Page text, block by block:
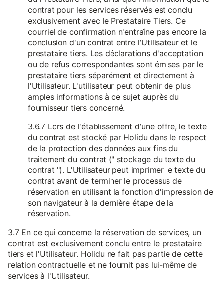
contrat pour les services réservés est conclu
exclusivement avec le Prestataire Tiers. Ce
courriel de confirmation n'entraîne pas encore la
conclusion d'un contrat entre l'Utilisateur et le
prestataire tiers. Les déclarations d'acceptation
ou de refus correspondantes sont émises par le
prestataire tiers séparément et directement à
l'Utilisateur. L'utilisateur peut obtenir de plus
amples informations à ce sujet auprès du
fournisseur tiers concerné.
3.6.7 Lors de l'établissement d'une offre, le texte
du contrat est stocké par Holidu dans le respect
de la protection des données aux fins du
traitement du contrat (" stockage du texte du
contrat "). L'Utilisateur peut imprimer le texte du
contrat avant de terminer le processus de
réservation en utilisant la fonction d'impression de
son navigateur à la dernière étape de la
réservation.
3.7 En ce qui concerne la réservation de services, un
contrat est exclusivement conclu entre le prestataire
tiers et l'Utilisateur. Holidu ne fait pas partie de cette
relation contractuelle et ne fournit pas lui-même de
services à l'Utilisateur.